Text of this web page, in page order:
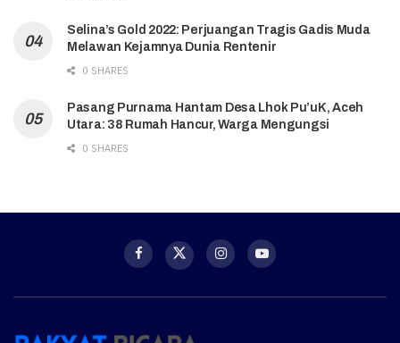
Selina’s Gold 2022: Perjuangan Tragis Gadis Muda
Melawan Kejamnya Dunia Rentenir
0 SHARES
Pasang Purnama Hantam Desa Lhok Pu’uK, Aceh
Utara: 38 Rumah Hancur, Warga Mengungsi
0 SHARES